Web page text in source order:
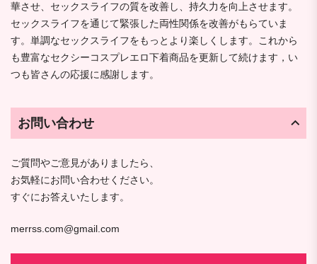
華させ、セックスライフの質を改善し、持久力を向上させます。
セックスライフを通じて緊張した両性関係を改善がもらていま
す。単調なセックスライフをもっとより楽しくします。これから
も豊富なセクシーコスプレエロ下着商品を更新して続けます，い
つも皆さんの応援に感謝します。
お問い合わせ
ご質問やご意見がありましたら、
お気軽にお問い合わせください。
すぐにお答えいたします。
merrss.com@gmail.com